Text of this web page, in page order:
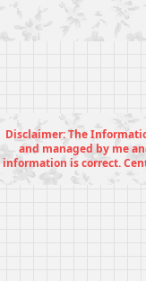
Disclaimer: The
and managed by me
information is correct.